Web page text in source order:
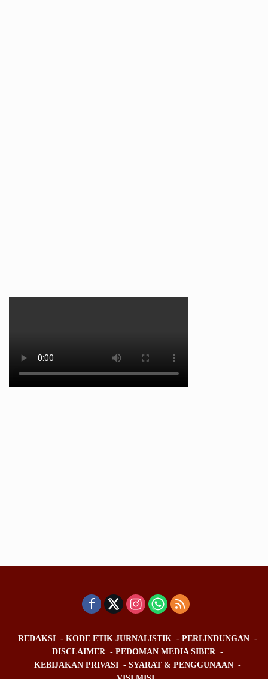
REDAKSI KODE ETIK JURNALISTIK
PERLINDUNGAN
DISCLAIMER
PEDOMAN MEDIA SIBER
KEBIJAKAN PRIVASI
SYARAT & PENGGUNAAN